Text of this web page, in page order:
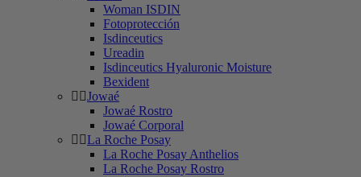
Woman ISDIN
Fotoprotección
Isdinceutics
Ureadin
Isdinceutics Hyaluronic Moisture
Bexident
Jowaé
Jowaé Rostro
Jowaé Corporal
La Roche Posay
La Roche Posay Anthelios
La Roche Posay Rostro